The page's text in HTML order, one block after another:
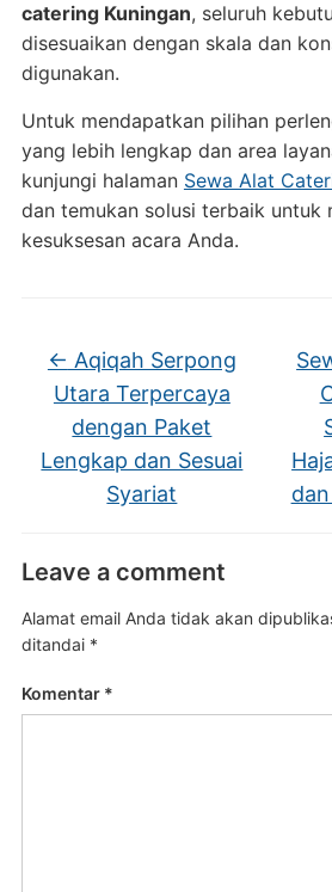
catering Kuningan, seluruh
disesuaikan dengan skala dan
digunakan.
Untuk mendapatkan pilihan
yang lebih lengkap dan area
kunjungi halaman Sewa Alat
dan temukan solusi terbaik untuk
kesuksesan acara Anda.
← Aqiqah Serpong
Utara Terpercaya
dengan Paket
Lengkap dan Sesuai
Syariat
Leave a comment
Alamat email Anda tidak akan
ditandai *
Komentar *